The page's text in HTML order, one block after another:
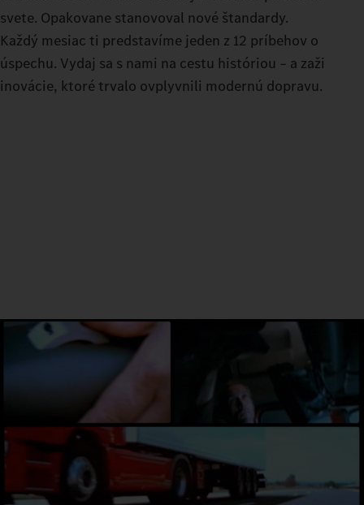
svete. Opakovane stanovoval nové štandardy.
Každý mesiac ti predstavíme jeden z 12 príbehov o
úspechu. Vydaj sa s nami na cestu históriou – a zaži
inovácie, ktoré trvalo ovplyvnili modernú dopravu.